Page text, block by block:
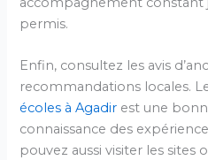
permis.
Enfin, consultez les avis
recommandations locales.
écoles à Agadir est une
connaissance des
pouvez aussi visiter les